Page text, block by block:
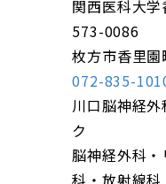
関西医科大
573-0086
枚方市香里
072-835-
川口脳神経
ク
脳神経外科
科・放射線科